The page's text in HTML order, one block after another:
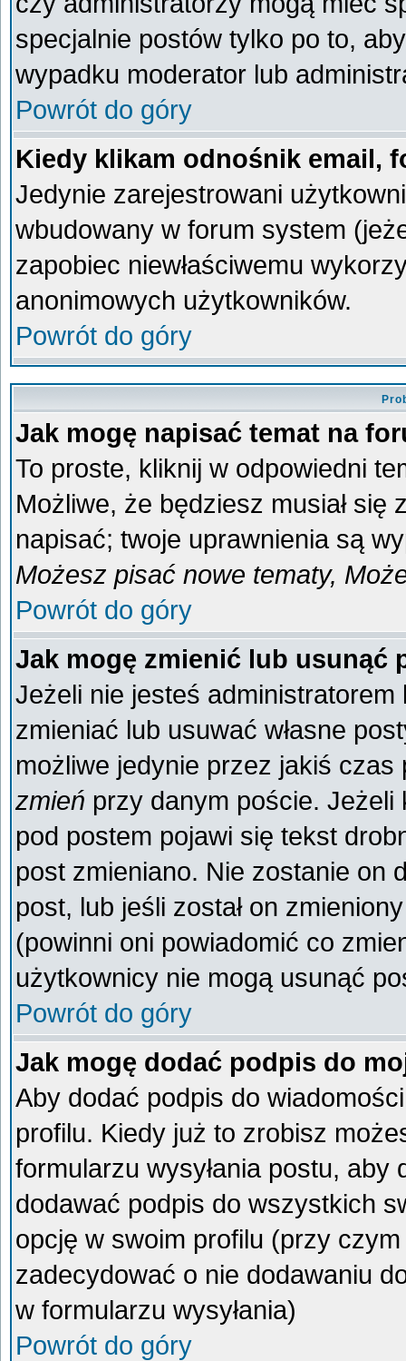
specjalnie postów tylko po to,
wypadku moderator lub
Powrót do góry
Kiedy klikam odnośnik email,
Jedynie zarejestrowani
wbudowany w forum system
zapobiec niewłaściwemu
anonimowych użytkowników.
Powrót do góry
Jak mogę napisać temat na
To proste, kliknij w odpowiedni
Możliwe, że będziesz musiał się
napisać; twoje uprawnienia są
Możesz pisać nowe tematy,
Powrót do góry
Jak mogę zmienić lub usunąć
Jeżeli nie jesteś
zmieniać lub usuwać własne
możliwe jedynie przez jakiś
zmień przy danym poście. Jeżeli
pod postem pojawi się tekst
post zmieniano. Nie zostanie on
post, lub jeśli został on
(powinni oni powiadomić co
użytkownicy nie mogą usunąć
Powrót do góry
Jak mogę dodać podpis do
Aby dodać podpis do
profilu. Kiedy już to zrobisz
formularzu wysyłania postu,
dodawać podpis do wszystkich
opcję w swoim profilu (przy
zadecydować o nie dodawaniu
w formularzu wysyłania)
Powrót do góry